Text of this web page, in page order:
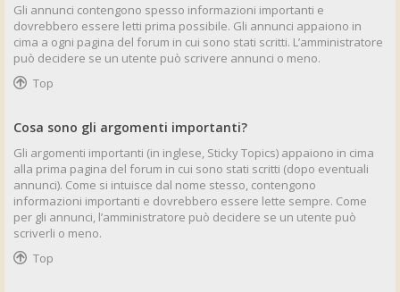
Gli annunci contengono spesso informazioni importanti e
dovrebbero essere letti prima possibile. Gli annunci appaiono in
cima a ogni pagina del forum in cui sono stati scritti. L’amministratore
può decidere se un utente può scrivere annunci o meno.
Top
Cosa sono gli argomenti importanti?
Gli argomenti importanti (in inglese, Sticky Topics) appaiono in cima
alla prima pagina del forum in cui sono stati scritti (dopo eventuali
annunci). Come si intuisce dal nome stesso, contengono
informazioni importanti e dovrebbero essere lette sempre. Come
per gli annunci, l’amministratore può decidere se un utente può
scriverli o meno.
Top